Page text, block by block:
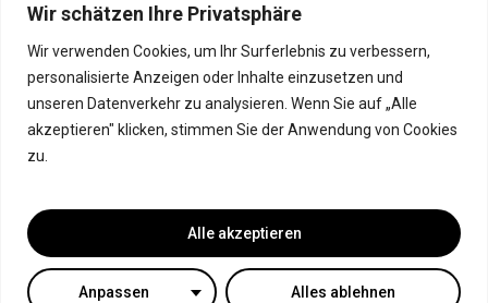
Wir schätzen Ihre Privatsphäre
Wir verwenden Cookies, um Ihr Surferlebnis zu verbessern,
personalisierte Anzeigen oder Inhalte einzusetzen und
unseren Datenverkehr zu analysieren. Wenn Sie auf „Alle
akzeptieren" klicken, stimmen Sie der Anwendung von Cookies
zu.
Anpassen Alles ablehnen
Alle akzeptieren
Werkblaadjes
|Impressum Datenschutz|AGB